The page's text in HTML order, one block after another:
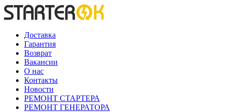
Доставка
Гарантия
Возврат
Вакансии
О нас
Контакты
Новости
РЕМОНТ СТАРТЕРА
РЕМОНТ ГЕНЕРАТОРА